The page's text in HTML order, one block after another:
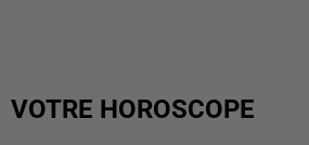
VOTRE HOROSCOPE